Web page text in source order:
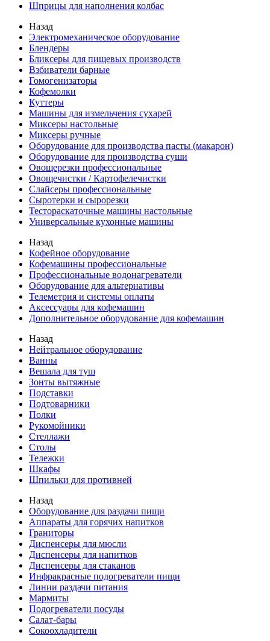
Шприцы для наполнения колбас
Назад
Электромеханическое оборудование
Блендеры
Бликсеры для пищевых производств
Взбиватели барные
Гомогенизаторы
Кофемолки
Куттеры
Машины для измельчения сухарей
Миксеры настольные
Миксеры ручные
Оборудование для производства пасты (макарон)
Оборудование для производства суши
Овощерезки профессиональные
Овощечистки / Картофелечистки
Слайсеры профессиональные
Сыротерки и сырорезки
Тестораскаточные машины настольные
Универсальные кухонные машины
Назад
Кофейное оборудование
Кофемашины профессиональные
Профессиональные водонагреватели
Оборудование для альтернативы
Телеметрия и системы оплаты
Аксессуары для кофемашин
Дополнительное оборудование для кофемашин
Назад
Нейтральное оборудование
Ванны
Вешала для туш
Зонты вытяжные
Подставки
Подтоварники
Полки
Рукомойники
Стеллажи
Столы
Тележки
Шкафы
Шпильки для противней
Назад
Оборудование для раздачи пищи
Аппараты для горячих напитков
Граниторы
Диспенсеры для мюсли
Диспенсеры для напитков
Диспенсеры для стаканов
Инфракрасные подогреватели пищи
Линии раздачи питания
Мармиты
Подогреватели посуды
Салат-бары
Сокоохладители